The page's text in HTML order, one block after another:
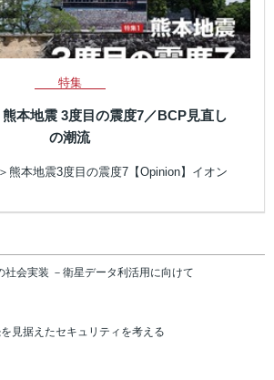
特集
本地震 3度目の震度7／BCP見直し
の潮流
熊本地震3度目の震度7【Opinion】イオン
社会実装 －衛星データ利活用に向けて
見据えたセキュリティを考える